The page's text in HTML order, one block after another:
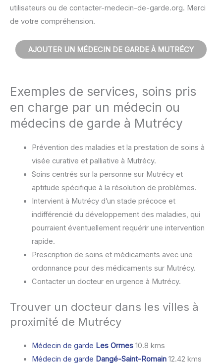
utilisateurs ou de contacter-medecin-de-garde.org. Merci
de votre compréhension.
AJOUTER UN MÉDECIN DE GARDE À MUTRÉCY
Exemples de services, soins pris
en charge par un médecin ou
médecins de garde à Mutrécy
Prévention des maladies et la prestation de soins à
visée curative et palliative à Mutrécy.
Soins centrés sur la personne sur Mutrécy et
aptitude spécifique à la résolution de problèmes.
Intervient à Mutrécy d’un stade précoce et
indifférencié du développement des maladies, qui
pourraient éventuellement requérir une intervention
rapide.
Prescription de soins et médicaments avec une
ordonnance pour des médicaments sur Mutrécy.
Contacter un docteur en urgence à Mutrécy.
Trouver un docteur dans les villes à
proximité de Mutrécy
Médecin de garde Les Ormes10.8 kms
Médecin de garde Dangé-Saint-Romain12.42 kms